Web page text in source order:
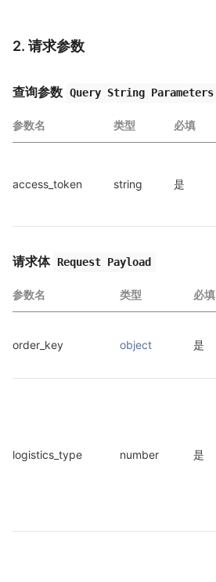
2. 请求参数
查询参数 Query String Parameters
参数名 类型 必填
access_token string 是
请求体 Request Payload
参数名 类型 必填
order_key object 是
logistics_type number 是